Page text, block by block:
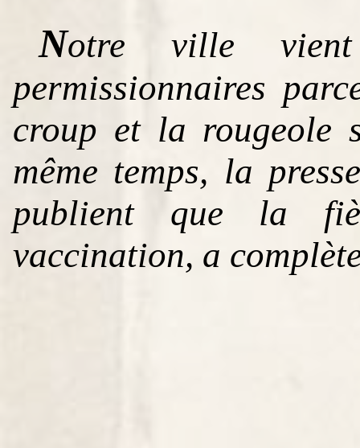
Notre ville vient
permissionnaires
croup et la rougeole
même temps, la
publient que la
vaccination, a